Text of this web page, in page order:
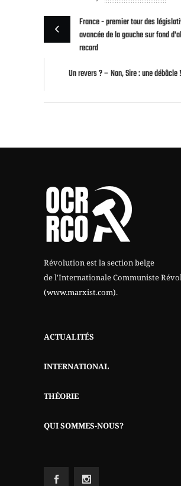
France - premier tour des
avancée de la gauche sur fond
record
Un revers ? – Non, Sire : une débâcle !
Révolution est la section belge
de l'Internationale Communiste
(www.marxist.com).
ACTUALITÉS
INTERNATIONAL
THÉORIE
QUI SOMMES-NOUS?